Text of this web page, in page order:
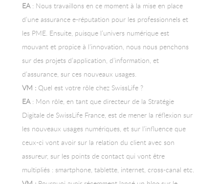
EA: Nous travaillons en ce moment à la mise en place
d’une assurance e-réputation pour les professionnels et
les PME. Ensuite, puisque l’univers numérique est
mouvant et propice à l’innovation, nous nous penchons
sur des projets d’application, d’information, et
d’assurance, sur ces nouveaux usages.
VM : Quel est votre rôle chez SwissLife ?
EA: Mon rôle, en tant que directeur de la Stratégie
Digitale de SwissLife France, est de mener la réflexion sur
les nouveaux usages numériques, et sur l’influence que
ceux-ci vont avoir sur la relation du client avec son
assureur, sur les points de contact qui vont être
multipliés : smartphone, tablette, internet, cross-canal etc.